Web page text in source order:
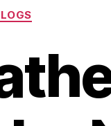
Categories